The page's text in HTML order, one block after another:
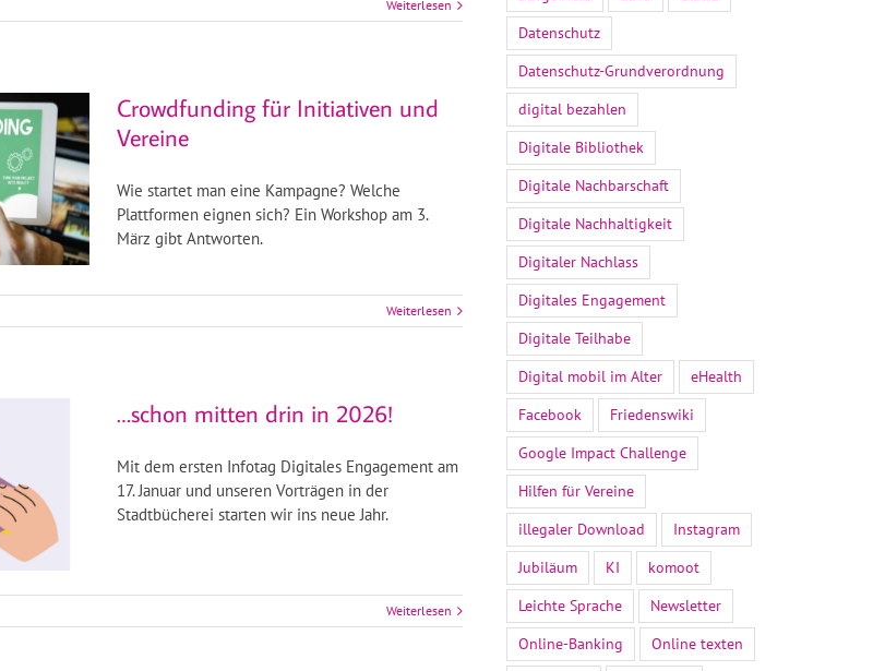
Weiterlesen
Crowdfunding für Initiativen und
Vereine
Wie startet man eine Kampagne? Welche
Plattformen eignen sich? Ein Workshop am 3.
März gibt Antworten.
Weiterlesen
…schon mitten drin in 2026!
Mit dem ersten Infotag Digitales Engagement am
17. Januar und unseren Vorträgen in der
Stadtbücherei starten wir ins neue Jahr.
Weiterlesen
Datenschutz
Datenschutz-Grundverordnung
digital bezahlen
Digitale Bibliothek
Digitale Nachbarschaft
Digitale Nachhaltigkeit
Digitaler Nachlass
Digitales Engagement
Digitale Teilhabe
Digital mobil im Alter
eHealth
Facebook
Friedenswiki
Google Impact Challenge
Hilfen für Vereine
illegaler Download
Instagram
Jubiläum
KI
komoot
Leichte Sprache
Newsletter
Online-Banking
Online texten